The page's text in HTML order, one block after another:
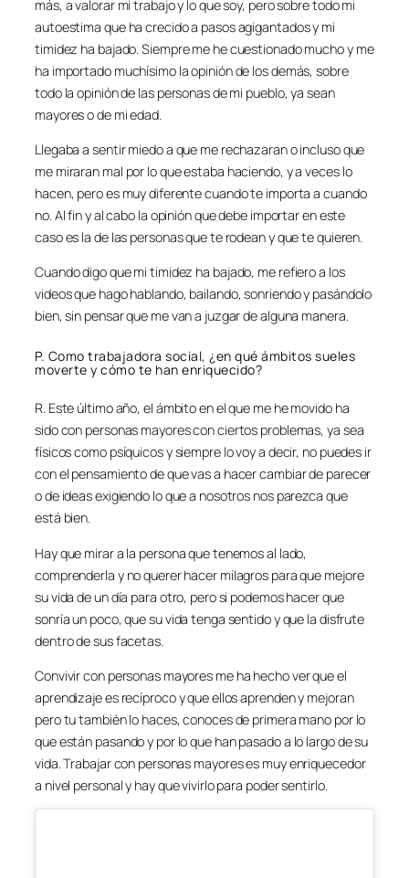
más, a valorar mi trabajo y lo que soy, pero sobre todo mi
autoestima que ha crecido a pasos agigantados y mi
timidez ha bajado. Siempre me he cuestionado mucho y me
ha importado muchísimo la opinión de los demás, sobre
todo la opinión de las personas de mi pueblo, ya sean
mayores o de mi edad.
Llegaba a sentir miedo a que me rechazaran o incluso que
me miraran mal por lo que estaba haciendo, y a veces lo
hacen, pero es muy diferente cuando te importa a cuando
no. Al fin y al cabo la opinión que debe importar en este
caso es la de las personas que te rodean y que te quieren.
Cuando digo que mi timidez ha bajado, me refiero a los
videos que hago hablando, bailando, sonriendo y pasándolo
bien, sin pensar que me van a juzgar de alguna manera.
P. Como trabajadora social, ¿en qué ámbitos sueles
moverte y cómo te han enriquecido?
R. Este último año, el ámbito en el que me he movido ha
sido con personas mayores con ciertos problemas, ya sea
físicos como psíquicos y siempre lo voy a decir, no puedes ir
con el pensamiento de que vas a hacer cambiar de parecer
o de ideas exigiendo lo que a nosotros nos parezca que
está bien.
Hay que mirar a la persona que tenemos al lado,
comprenderla y no querer hacer milagros para que mejore
su vida de un día para otro, pero si podemos hacer que
sonría un poco, que su vida tenga sentido y que la disfrute
dentro de sus facetas.
Convivir con personas mayores me ha hecho ver que el
aprendizaje es recíproco y que ellos aprenden y mejoran
pero tu también lo haces, conoces de primera mano por lo
que están pasando y por lo que han pasado a lo largo de su
vida. Trabajar con personas mayores es muy enriquecedor
a nivel personal y hay que vivirlo para poder sentirlo.